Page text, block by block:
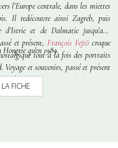
l’Europe centrale, dans les miettes
Il redécouvre ainsi Zagreb, puis
et de Dalmatie jusqu’aux
et présent, François Fejtö croque
tout à la fois des portraits
Voyage et souvenirs, passé et présent
comme un journal de voyage.
un aspect peu connu de cet
qu’en 1989.
FICHE